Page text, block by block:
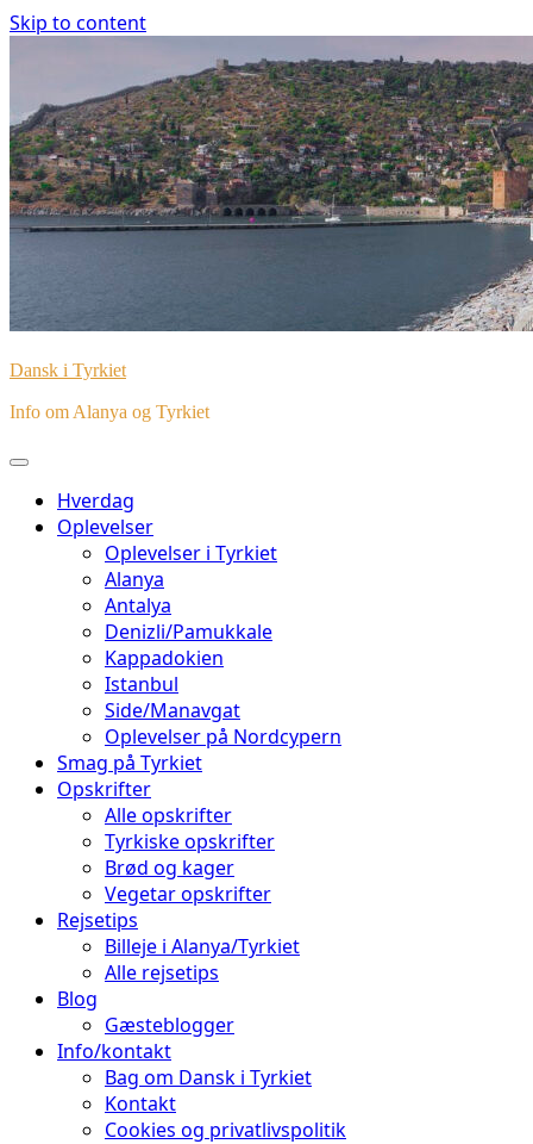
Skip to content
Dansk i Tyrkiet
Info om Alanya og Tyrkiet
Hverdag
Oplevelser
Oplevelser i Tyrkiet
Alanya
Antalya
Denizli/Pamukkale
Kappadokien
Istanbul
Side/Manavgat
Oplevelser på Nordcypern
Smag på Tyrkiet
Opskrifter
Alle opskrifter
Tyrkiske opskrifter
Brød og kager
Vegetar opskrifter
Rejsetips
Billeje i Alanya/Tyrkiet
Alle rejsetips
Blog
Gæsteblogger
Info/kontakt
Bag om Dansk i Tyrkiet
Kontakt
Cookies og privatlivspolitik